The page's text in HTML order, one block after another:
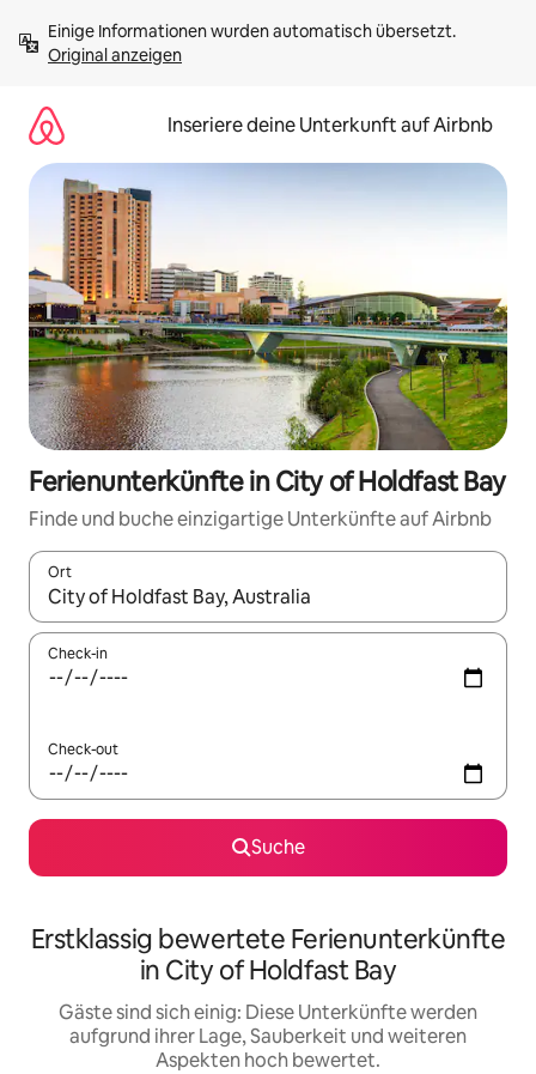
Inhalten
springenOriginal anzeigen
Inseriere deine Unterkunft auf Airbnb
Ferienunterkünfte in City of Holdfast Bay
Finde und buche einzigartige Unterkünfte auf Airbnb
Ort
Wenn Ergebnisse verfügbar sind, navigiere mit den
Check-in
Check-out
Suche
Erstklassig bewertete Ferienunterkünfte
in City of Holdfast Bay
Gäste sind sich einig: Diese Unterkünfte werden
aufgrund ihrer Lage, Sauberkeit und weiteren
Aspekten hoch bewertet.